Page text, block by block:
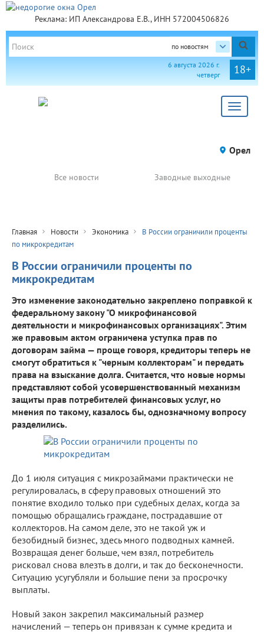
Реклама: ИП Александрова Е.В., ИНН 572004506826
по новостям
18+
6 августа 2026 г.
четверг
Toggle
Орел
Все новости Заводные выходные
Главная Новости Экономика
В России ограничили проценты
по микрокредитам
В России ограничили проценты по
микрокредитам
Это изменение законодательно закреплено поправкой к
федеральному закону "О микрофинансовой
деятельности и микрофинансовых организациях". Этим
же правовым актом ограничена уступка прав по
договорам займа — проще говоря, кредиторы теперь не
смогут обратиться к "черным коллекторам" и передать
права на взыскание долга. Считается, что новые нормы
представляют собой усовершенствованный механизм
защиты прав потребителей финансовых услуг, но
мнения по такому, казалось бы, однозначному вопросу
разделились.
До 1 июля ситуация с микрозаймами практически не
регулировалась, в сферу правовых отношений это
понятие входило только при судебных делах, когда за
помощью обращались граждане, пострадавшие от
коллекторов. На самом деле, это не такой уж и
безобидный бизнес, здесь много подводных камней.
Возвращая денег больше, чем взял, потребитель
рисковал снова влезть в долги, и так до бесконечности.
Ситуацию усугубляли и большие пени за просрочку
выплаты.
Новый закон закрепил максимальный размер
начислений — теперь он привязан к сумме кредита и